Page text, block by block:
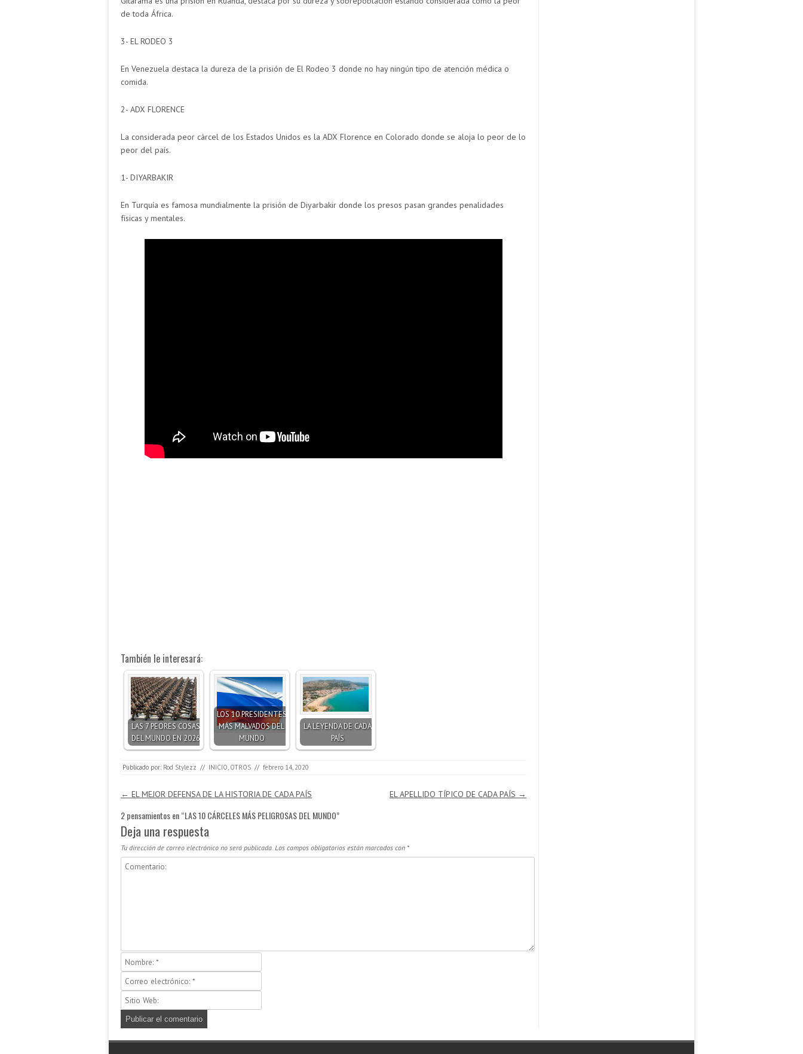
de toda África.
3- EL RODEO 3
En Venezuela destaca la dureza de la prisión de El Rodeo 3 donde no hay ningún tipo de atención médica o
comida.
2- ADX FLORENCE
La considerada peor cárcel de los Estados Unidos es la ADX Florence en Colorado donde se aloja lo peor de lo
peor del país.
1- DIYARBAKIR
En Turquía es famosa mundialmente la prisión de Diyarbakir donde los presos pasan grandes penalidades
físicas y mentales.
También le interesará:
LAS 7 PEORES COSAS
DEL MUNDO EN 2026
LOS 10 PRESIDENTES
MÁS MALVADOS DEL
MUNDO
LA LEYENDA DE CADA
PAÍS
Publicado por: Rod Stylezz // INICIO OTROS // febrero 14, 2020
Navegación de entradas
← EL MEJOR DEFENSA DE LA HISTORIA DE CADA PAÍS EL APELLIDO TÍPICO DE CADA PAÍS →
2 pensamientos en “LAS 10 CÁRCELES MÁS PELIGROSAS DEL MUNDO”
Deja una respuesta
Tu dirección de correo electrónico no será publicada. Los campos obligatorios están marcados con *